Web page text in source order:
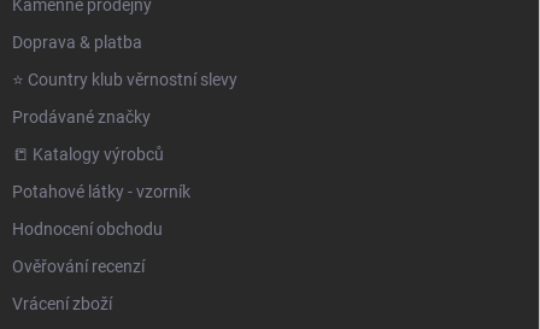
Kamenné prodejny
Doprava & platba
⭐️ Country klub věrnostní slevy
Prodávané značky
📒 Katalogy výrobců
Potahové látky - vzorník
Hodnocení obchodu
Ověřování recenzí
Vrácení zboží